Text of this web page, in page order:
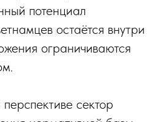
потенциал
остаётся внутри
ограничиваются
сектор